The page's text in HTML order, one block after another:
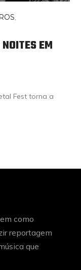
,
EM
Fest torna a
como
reportagem
que